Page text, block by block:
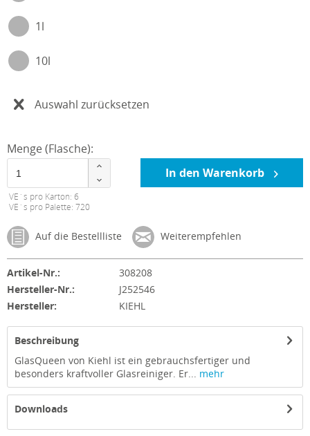
1l
10l
Auswahl zurücksetzen
Menge (Flasche):
VE´s pro Karton: 6
VE´s pro Palette: 720
In den Warenkorb
Auf die Bestellliste Weiterempfehlen
Artikel-Nr.:
308208
Hersteller-Nr.:
J252546
Hersteller:
KIEHL
Beschreibung
GlasQueen von Kiehl ist ein gebrauchsfertiger und
besonders kraftvoller Glasreiniger. Er... mehr
Downloads